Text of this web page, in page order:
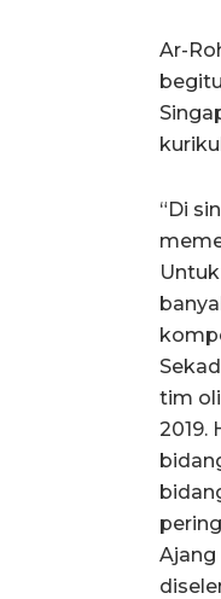
Ar-
“Di
tim
2019.
Ajang